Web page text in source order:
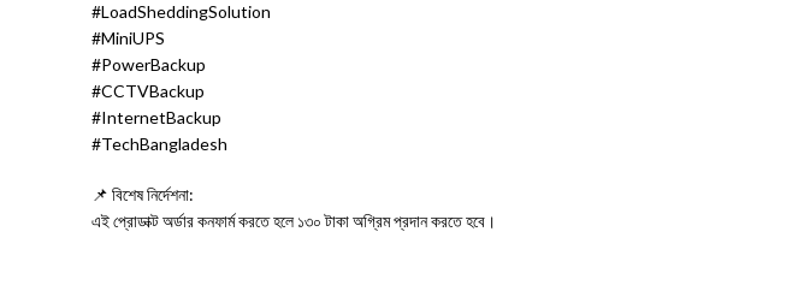
#LoadSheddingSolution
#MiniUPS
#PowerBackup
#CCTVBackup
#InternetBackup
#TechBangladesh
📌 বিশেষ নির্দেশনা:
এই প্রোডাক্ট অর্ডার কনফার্ম করতে হলে ১৩০ টাকা অগ্রিম প্রদান করতে হবে।